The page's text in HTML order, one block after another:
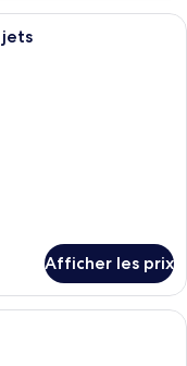
Deluxe double, baignoire
jets
Afficher les prix
à coucher avec un